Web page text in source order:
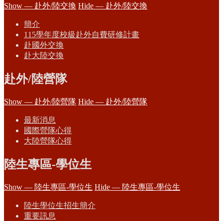
Show — 赴外/陸交換 Hide — 赴外/陸交換
簡介
115學年度校級赴外自費研修計畫
赴國外交換
赴大陸交換
赴外/陸營隊
Show — 赴外/陸營隊 Hide — 赴外/陸營隊
最新消息
國際營隊心得
大陸營隊心得
陸生專區-學位生
Show — 陸生專區-學位生 Hide — 陸生專區-學位生
陸生學位生招生簡介
重要訊息